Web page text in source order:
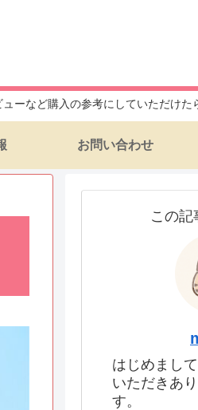
ーなど購入の参考にしていただけ
お問い合わせ
この記
はじめまし
いただきあ
す。